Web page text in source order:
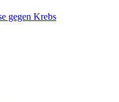
gegen Krebs